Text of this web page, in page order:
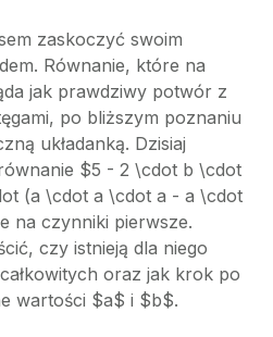
zaskoczyć swoim
Równanie, które na
jak prawdziwy potwór z
po bliższym poznaniu
układanką. Dzisiaj
$5 - 2 \cdot b \cdot
(a \cdot a \cdot a - a \cdot
na czynniki pierwsze.
czy istnieją dla niego
oraz jak krok po
wartości $a$ i $b$.